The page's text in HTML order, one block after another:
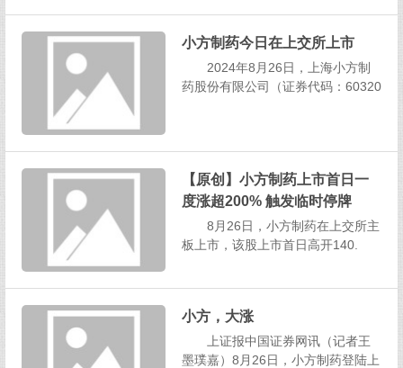
资本市场的巨大推动力，迈向新的
发展高点。”...
小方制药今日在上交所上市
2024年8月26日，上海小方制
药股份有限公司（证券代码：60320
00万元，发行后总...
【原创】小方制药上市首日一
度涨超200% 触发临时停牌
8月26日，小方制药在上交所主
板上市，该股上市首日高开140.
临时停牌，10时5分恢复交易后，该
股股价震荡回落。截至发稿，小方...
小方，大涨
上证报中国证券网讯（记者王
墨璞嘉）8月26日，小方制药登陆上